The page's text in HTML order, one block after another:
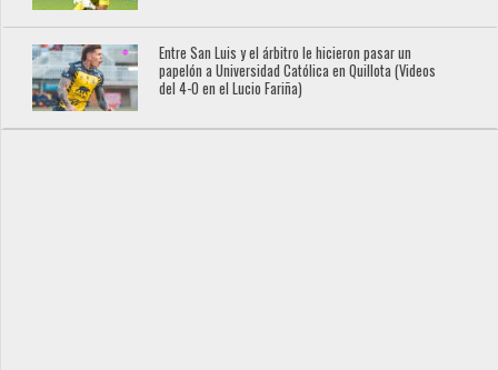
Entre San Luis y el árbitro le hicieron pasar un
papelón a Universidad Católica en Quillota (Videos
del 4-0 en el Lucio Fariña)